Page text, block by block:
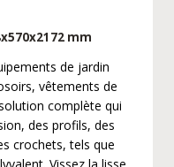
mm
de jardin
vêtements de
complète qui
des profils, des
crochets, tels que